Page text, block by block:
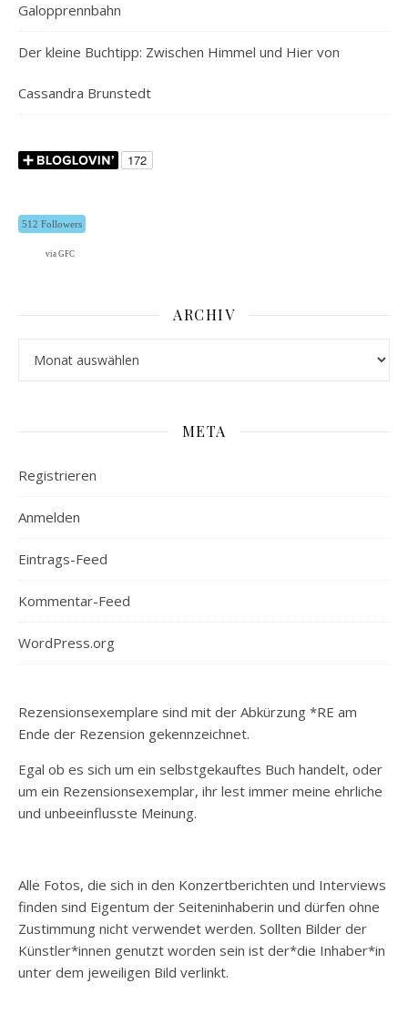
Galopprennbahn
Der kleine Buchtipp: Zwischen Himmel und Hier von
Cassandra Brunstedt
512 Followers
via GFC
ARCHIV
META
Registrieren
Anmelden
Eintrags-Feed
Kommentar-Feed
WordPress.org
Rezensionsexemplare sind mit der Abkürzung *RE am
Ende der Rezension gekennzeichnet.
Egal ob es sich um ein selbstgekauftes Buch handelt, oder
um ein Rezensionsexemplar, ihr lest immer meine ehrliche
und unbeeinflusste Meinung.
Alle Fotos, die sich in den Konzertberichten und Interviews
finden sind Eigentum der Seiteninhaberin und dürfen ohne
Zustimmung nicht verwendet werden. Sollten Bilder der
Künstler*innen genutzt worden sein ist der*die Inhaber*in
unter dem jeweiligen Bild verlinkt.